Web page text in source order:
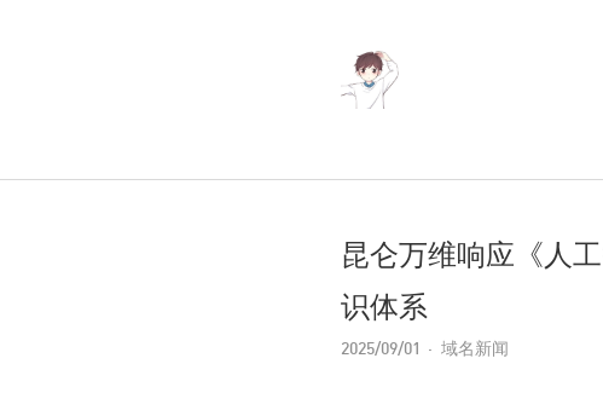
昆仑万维响应《人
识体系
2025/09/01 域名新闻